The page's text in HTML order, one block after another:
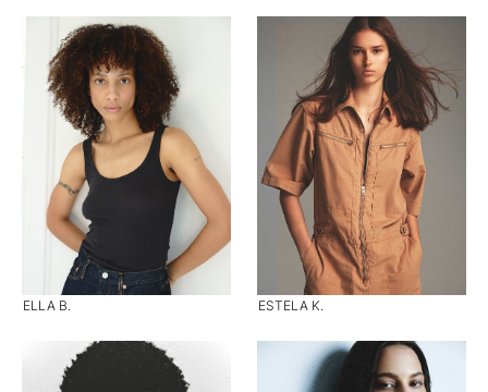
ELLA B. ESTELA K.